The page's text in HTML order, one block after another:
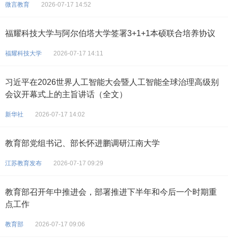
微言教育 2026-07-17 14:52
福耀科技大学与阿尔伯塔大学签署3+1+1本硕联合培养协议
福耀科技大学 2026-07-17 14:11
习近平在2026世界人工智能大会暨人工智能全球治理高级别
会议开幕式上的主旨讲话（全文）
新华社 2026-07-17 14:02
教育部党组书记、部长怀进鹏调研江南大学
江苏教育发布 2026-07-17 09:29
教育部召开年中推进会，部署推进下半年和今后一个时期重
点工作
教育部 2026-07-17 09:06